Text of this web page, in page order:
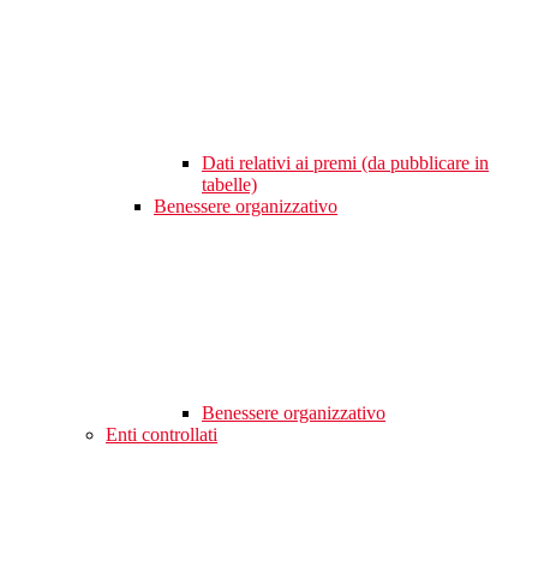
Dati relativi ai premi (da pubblicare in
tabelle)
Benessere organizzativo
Benessere organizzativo
Enti controllati